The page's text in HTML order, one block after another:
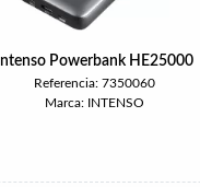
Intenso Powerbank HE25000
Referencia: 7350060
Marca: INTENSO